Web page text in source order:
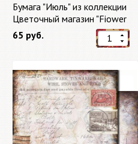
Бумага "Июль" из коллекции
Цветочный магазин "Fiower
Market"
65 руб.